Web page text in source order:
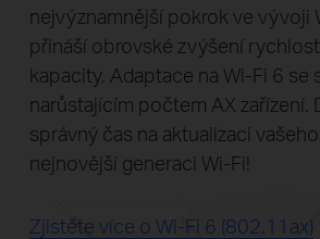
nejvýznamnější pokrok ve vývoji
přináší obrovské zvýšení
kapacity. Adaptace na Wi-Fi 6 se
narůstajícím počtem AX zařízení.
správný čas na aktualizaci
nejnovější generaci Wi-Fi!
Zjistěte více o Wi-Fi 6 (802.11ax)